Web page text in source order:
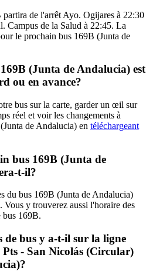
de l'arrêt Ayo. Ogijares à 22:30
Campus de la Salud à 22:45. La
le prochain bus 169B (Junta de
(Junta de Andalucia) est
ou en avance?
bus sur la carte, garder un œil sur
réel et voir les changements à
de Andalucia) en téléchargeant
bus 169B (Junta de
t-il?
du bus 169B (Junta de Andalucia)
. Vous y trouverez aussi l'horaire des
bus 169B.
de bus y a-t-il sur la ligne
- San Nicolás (Circular)